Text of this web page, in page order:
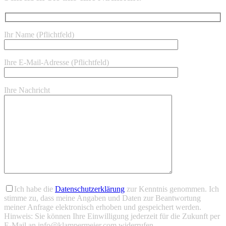
Ihr Name (Pflichtfeld)
Ihre E-Mail-Adresse (Pflichtfeld)
Ihre Nachricht
Bitte lasse dieses Feld leer.
Bitte lasse dieses Feld leer.
Ich habe die Datenschutzerklärung zur Kenntnis genommen. Ich
stimme zu, dass meine Angaben und Daten zur Beantwortung
meiner Anfrage elektronisch erhoben und gespeichert werden.
Hinweis: Sie können Ihre Einwilligung jederzeit für die Zukunft per